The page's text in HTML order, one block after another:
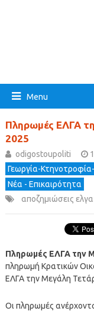
Menu
Πληρωμές ΕΛΓΑ
2025
odigostoupoliti
Γεωργία-
Νέα - Επικαιρότητα
αποζημιώσεις ελγα
Πληρωμές ΕΛΓΑ την
πληρωμή Κρατικών
ΕΛΓΑ την Μεγάλη
Οι πληρωμές